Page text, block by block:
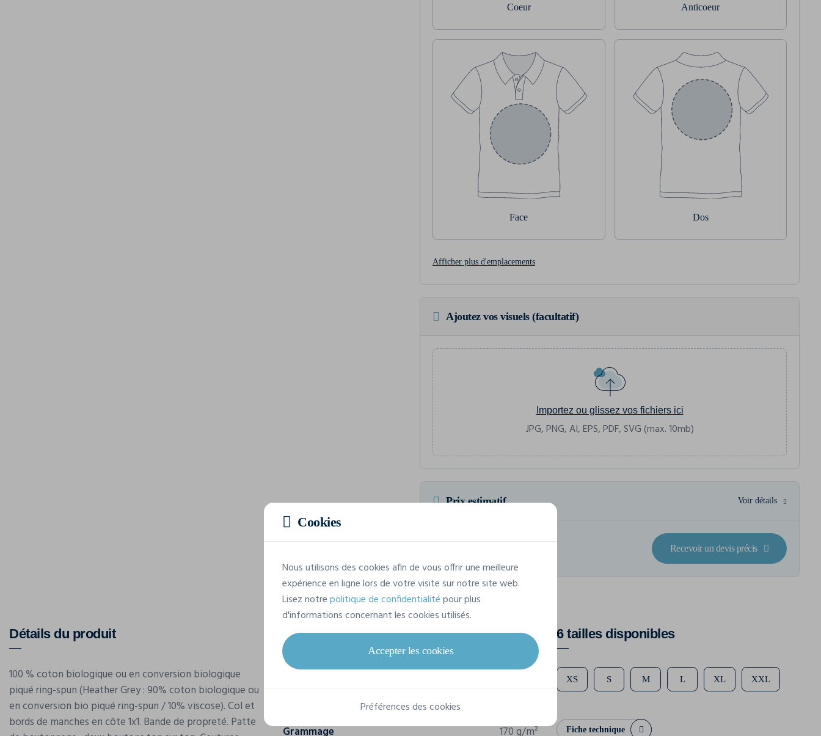
Coeur Anticoeur
Face Dos
Afficher plus d'emplacements
Ajoutez vos visuels (facultatif)
Importez ou glissez vos fichiers ici
JPG, PNG, AI, EPS, PDF, SVG (max. 10mb)
Prix estimatif Voir détails
10,50 € TTC
Recevoir un devis précis
Détails du produit
100 % coton biologique ou en conversion biologique
piqué ring-spun (Heather Grey : 90% coton biologique ou
en conversion bio piqué ring-spun / 10% viscose). Col et
bords de manches en côte 1x1. Bande de propreté. Patte
Caractéristiques
Marque
B&C
Grammage
170 g/m²
6 tailles disponibles
XS S M L XL XXL
Fiche technique
Cookies
Nous utilisons des cookies afin de vous offrir une meilleure
expérience en ligne lors de votre visite sur notre site web.
Lisez notrepolitique de confidentialitépour plus
d'informations concernant les cookies utilisés.
Accepter les cookies
Préférences des cookies